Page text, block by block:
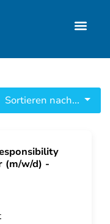
Sortieren nach...
(m/w/d) -